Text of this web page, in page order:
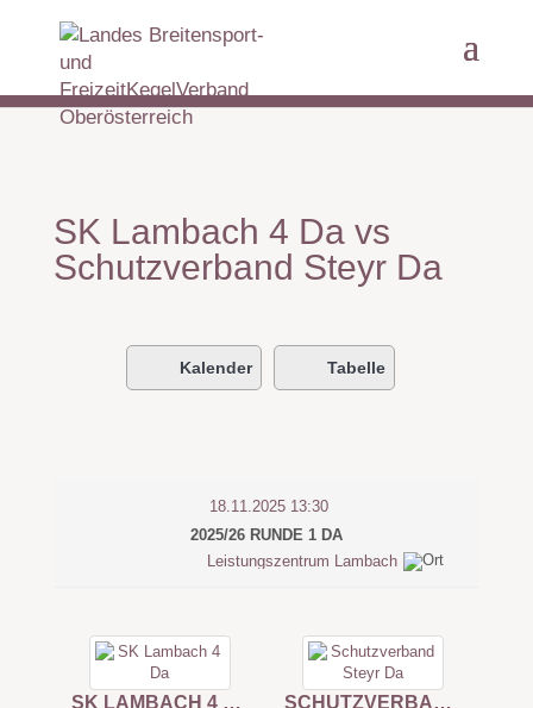
SK Lambach 4 Da vs
Schutzverband Steyr Da
Kalender Tabelle
18.11.2025 13:30
2025/26 RUNDE 1 DA
Leistungszentrum Lambach
SK LAMBACH 4 DA SCHUTZVERBAND STEYR DA